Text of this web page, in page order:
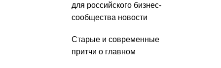
для российского бизнес-
сообщества новости
Старые и современные
притчи о главном